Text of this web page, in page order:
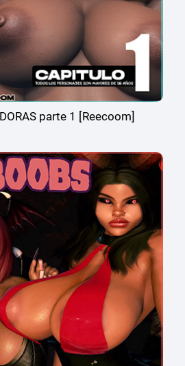
parte 1 [Reecoom]